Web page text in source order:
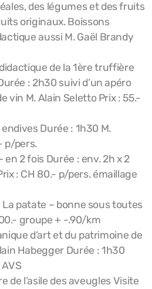
des légumes et des fruits
originaux. Boissons
aussi M. Gaël Brandy
de la 1ère truffière
: 2h30 suivi d’un apéro
vin M. Alain Seletto Prix : 55.-
Durée : 1h30 M.
p/pers.
en 2 fois Durée : env. 2h x 2
: CH 80.- p/pers. émaillage
La patate – bonne sous toutes
groupe + -.90/km
d’art et du patrimoine de
Habegger Durée : 1h30
AVS
de l’asile des aveugles Visite